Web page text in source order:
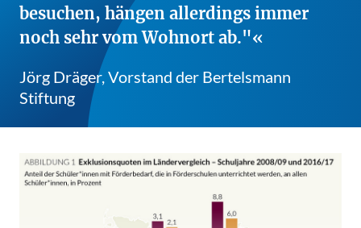
besuchen, hängen allerdings immer
noch sehr vom Wohnort ab."
Jörg Dräger, Vorstand der Bertelsmann
Stiftung